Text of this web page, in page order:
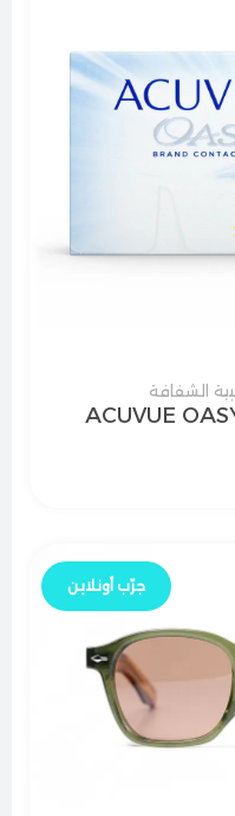
الشفافة
ACUVUE
جرّب أونلاين